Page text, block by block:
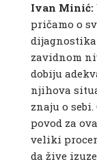
Ivan Minić:
pričamo o
dijagnostika
zavidnom
dobiju
njihova
znaju o
povod za
veliki
da žive